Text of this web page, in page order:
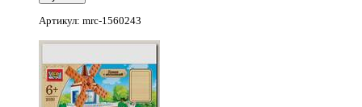
Артикул: mrc-1560243